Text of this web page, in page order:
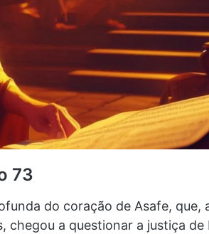
73
do coração de Asafe, que,
chegou a questionar a justiça de